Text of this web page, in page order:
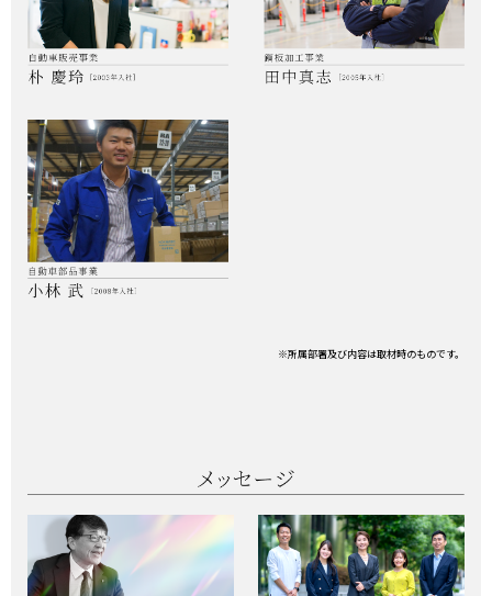
※所属部署及び内容は取材時のものです。